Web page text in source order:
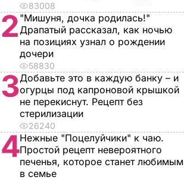
83008
2 "Мишуня, дочка родилась!"
Драпатый рассказал, как ночью
на позициях узнал о рождении
дочери
58830
3Добавьте это в каждую банку – и
огурцы под капроновой крышкой
не перекиснут. Рецепт без
стерилизации
26240
4Нежные "Поцелуйчики" к чаю.
Простой рецепт невероятного
печенья, которое станет любимым
в семье